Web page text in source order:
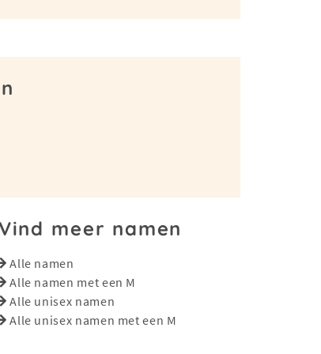
meer namen
Alle namen
Alle namen met een M
Alle unisex namen
Alle unisex namen met een M